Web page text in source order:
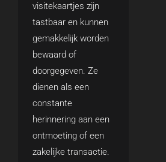
visitekaartjes zijn
tastbaar en kunnen
gemakkelijk worden
bewaard of
doorgegeven. Ze
dienen als een
constante
herinnering aan een
ontmoeting of een
zakelijke transactie.